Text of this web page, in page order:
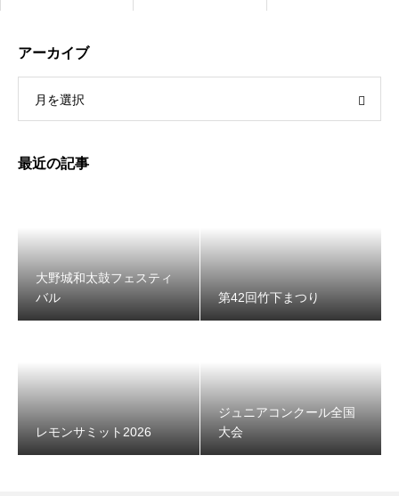
第42回竹下まつり
アーカイブ
月を選択
最近の記事
大野城和太鼓フェスティ
バル
第42回竹下まつり
レモンサミット2026
ジュニアコンクール全国
大会